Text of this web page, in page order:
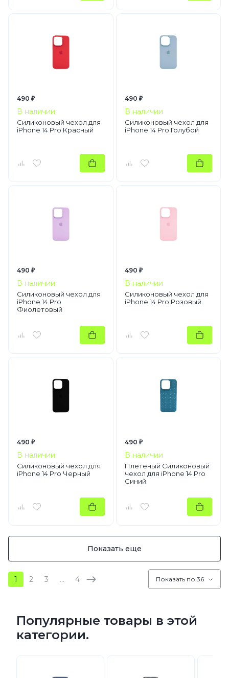
490 ₽
В наличии
Силиконовый чехол для
iPhone 14 Pro Красный
490 ₽
В наличии
Силиконовый чехол для
iPhone 14 Pro Голубой
490 ₽
В наличии
Силиконовый чехол для
iPhone 14 Pro
Фиолетовый
490 ₽
В наличии
Силиконовый чехол для
iPhone 14 Pro Розовый
490 ₽
В наличии
Силиконовый чехол для
iPhone 14 Pro Черный
490 ₽
В наличии
Плетеный Силиконовый
чехол для iPhone 14 Pro
Синий
Показать еще
1 2 3 … 4 Показать по 36
Популярные товары в этой
категории.